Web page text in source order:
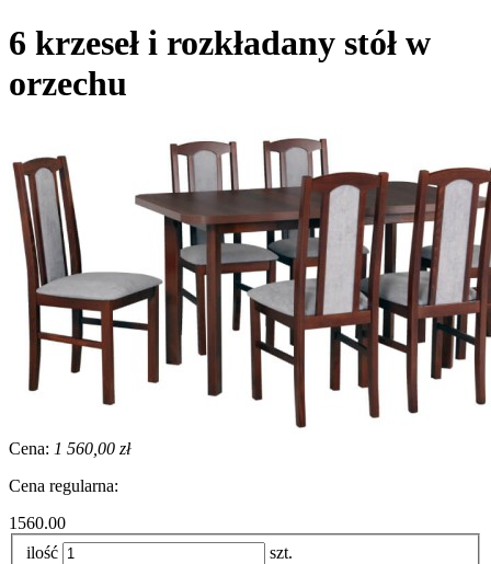
6 krzeseł i rozkładany stół w
orzechu
Cena: 1 560,00 zł
Cena regularna:
1560.00
ilość
szt.